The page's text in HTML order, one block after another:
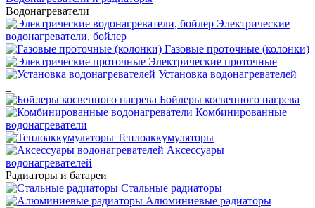
Водонагреватели
Электрические
водонагреватели, бойлер
Газовые проточные (колонки)
Электрические проточные
Установка водонагревателей
Бойлеры косвенного нагрева
Комбинированные
водонагреватели
Теплоаккумуляторы
Аксессуары
водонагревателей
Радиаторы и батареи
Стальные радиаторы
Алюминиевые радиаторы